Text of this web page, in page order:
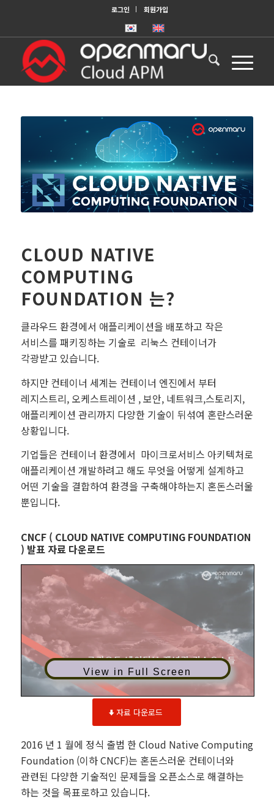
로그인 회원가입
CLOUD NATIVE
COMPUTING
FOUNDATION 는?
클라우드 환경에서 애플리케이션을 배포하고 작은
서비스를 패키징하는 기술로 리눅스 컨테이너가
각광받고 있습니다.
하지만 컨테이너 세계는 컨테이너 엔진에서 부터
레지스트리, 오케스트레이션 , 보안, 네트워크,스토리지,
애플리케이션 관리까지 다양한 기술이 뒤섞여 혼란스러운
상황입니다.
기업들은 컨테이너 환경에서 마이크로서비스 아키텍처로
애플리케이션 개발하려고 해도 무엇을 어떻게 설계하고
어떤 기술을 결합하여 환경을 구축해야하는지 혼돈스러울
뿐입니다.
CNCF ( CLOUD NATIVE COMPUTING FOUNDATION
) 발표 자료 다운로드
View in Full Screen
자료 다운로드
2016 년 1 월에 정식 출범 한 Cloud Native Computing
Foundation (이하 CNCF)는 혼돈스러운 컨테이너와
관련된 다양한 기술적인 문제들을 오픈소스로 해결하는
하는 것을 목표로하고 있습니다.